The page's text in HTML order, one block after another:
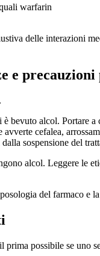
warfarin
delle interazioni
e precauzioni
è bevuto alcol. Portare
avverte cefalea,
sospensione del
alcol. Leggere le
del farmaco e
possibile se uno